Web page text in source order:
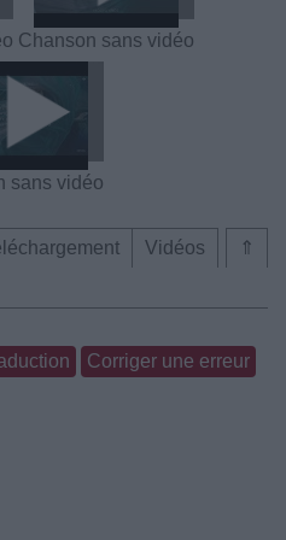
Chanson sans vidéo
sans vidéo
⇑
Vidéos
Corriger une erreur